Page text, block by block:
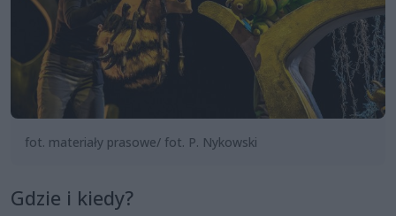
fot. materiały prasowe/ fot. P. Nykowski
Gdzie i kiedy?